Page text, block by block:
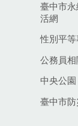
臺中市
活網
性別平等
公務員
中央公園
臺中市